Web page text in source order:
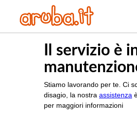
Il servizio è
Stiamo lavorando per te. Ci
disagio, la nostra assistenza
per maggiori informazioni